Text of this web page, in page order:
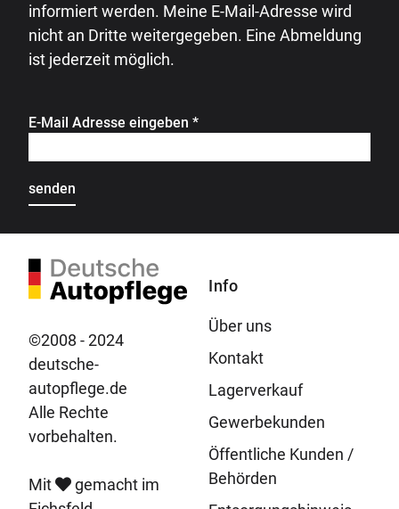
informiert werden. Meine E-Mail-Adresse wird
nicht an Dritte weitergegeben. Eine Abmeldung
ist jederzeit möglich.
E-Mail Adresse eingeben*
©2008 - 2024
deutsche-
autopflege.de
Alle Rechte
vorbehalten.
Mit
gemacht im
Info
Über uns
Kontakt
Lagerverkauf
Gewerbekunden
Öffentliche Kunden /
Behörden